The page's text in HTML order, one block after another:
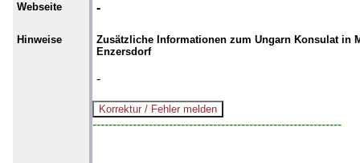
Webseite -
Hinweise
Zusätzliche Informationen zum Ungarn Konsulat in
Enzersdorf
-
--------------------------------------------------------------